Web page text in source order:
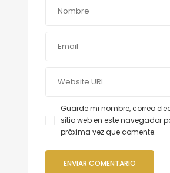
Guarde mi nombre, correo
sitio web en este navegador
próxima vez que comente.